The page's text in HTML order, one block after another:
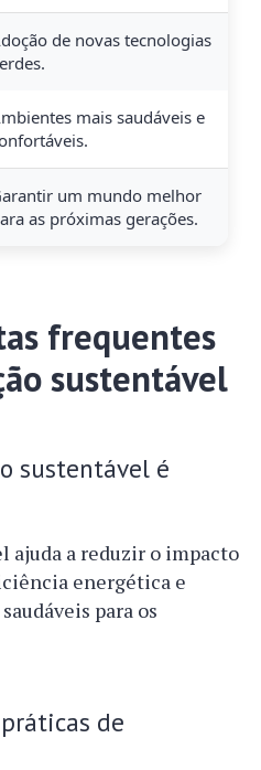
de novas tecnologias
mais saudáveis e
um mundo melhor
as próximas gerações.
frequentes
sustentável
sustentável é
ajuda a reduzir o impacto
energética e
para os
de